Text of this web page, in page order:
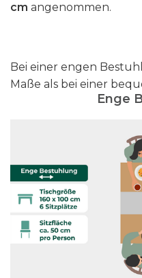
cm angenommen.
Bei einer engen
Maße als bei einer
Enge